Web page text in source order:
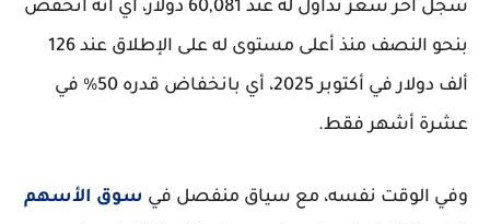
سُجل آخر سعر تداول له عند 60,081 دولار، أي أنه انخفض
بنحو النصف منذ أعلى مستوى له على الإطلاق عند 126
ألف دولار في أكتوبر 2025، أي بانخفاض قدره 50% في
عشرة أشهر فقط.
وفي الوقت نفسه، مع سياق منفصل في سوق الأسهم